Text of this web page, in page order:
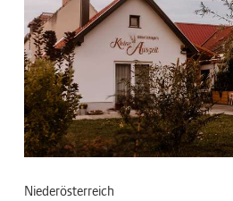
Niederösterreich